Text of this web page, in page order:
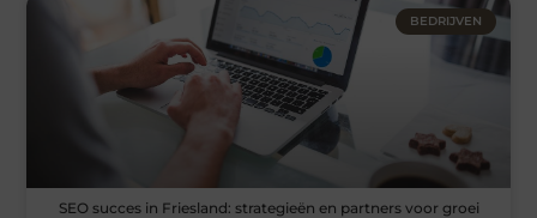
BEDRIJVEN
SEO succes in Friesland: strategieën en partners voor groei